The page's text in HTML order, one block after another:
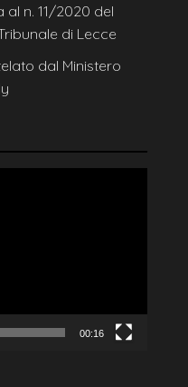
n. 11/2020 del
di Lecce
dal Ministero
00:16